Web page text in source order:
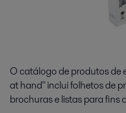
O catálogo de produtos de
at hand" inclui folhetos de
brochuras e listas para fins